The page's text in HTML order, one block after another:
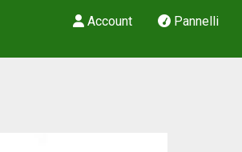
Account Pannelli